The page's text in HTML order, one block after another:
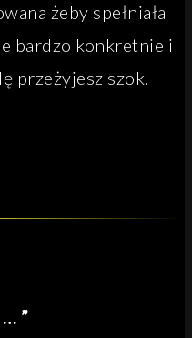
żeby spełniała
bardzo konkretnie i
przeżyjesz szok.
”